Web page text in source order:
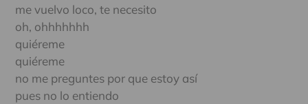
me vuelvo loco, te necesito
oh, ohhhhhhh
quiéreme
quiéreme
no me preguntes por que estoy así
pues no lo entiendo